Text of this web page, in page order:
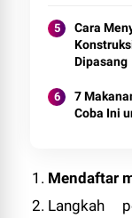
Cara
Dipasang
7
Coba Ini
Mendaftar
Langkah